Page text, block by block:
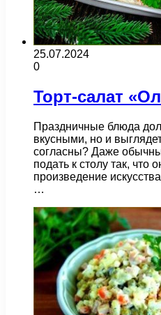
25.07.2024
0
Торт-салат
Праздничные блюда
вкусными, но и
согласны? Даже
подать к столу так, что
произведение
…